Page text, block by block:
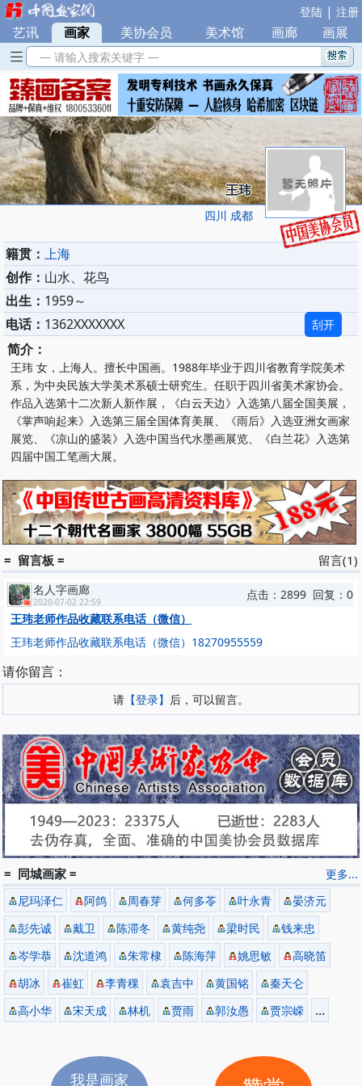
登陆 | 注册
艺讯 | 画家 美协会员 美术馆 画廊 画展
— 请输入搜索关键字 —
王玮
四川 成都
籍贯： 上海
创作： 山水、花鸟
出生： 1959～
电话： 1362XXXXXXX 刮开
简介：
王玮 女，上海人。擅长中国画。1988年毕业于四川省教育学院美术
系，为中央民族大学美术系硕士研究生。任职于四川省美术家协会。
作品入选第十二次新人新作展，《白云天边》入选第八届全国美展，
《掌声响起来》入选第三届全国体育美展、《雨后》入选亚洲女画家
展览、《凉山的盛装》入选中国当代水墨画展览、《白兰花》入选第
四届中国工笔画大展。
留言(1)
= 留言板 =
名人字画廊
2020-07-02 22:59
点击：2899 回复：0
王玮老师作品收藏联系电话（微信）
王玮老师作品收藏联系电话（微信）18270955559
请你留言：
请 【登录】 后，可以留言。
更多...
= 同城画家 =
尼玛泽仁 阿鸽 周春芽 何多苓 叶永青
晏济元
彭先诚
戴卫 陈滞冬 黄纯尧 梁时民
钱来忠
岑学恭
沈道鸿 朱常棣 陈海萍 姚思敏
高晓笛
胡冰
崔虹 李青稞 袁吉中 黄国铭
秦天仑
高小华
宋天成 林机 贾雨 郭汝愚 贾宗嵘 ...
我是画家